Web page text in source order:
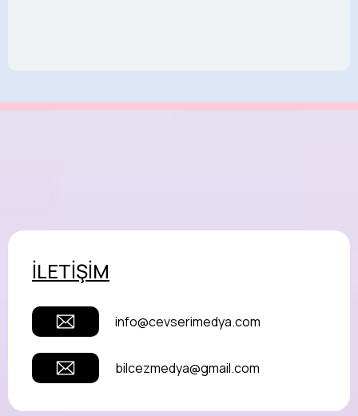
İLETİŞİM
info@cevserimedya.com
bilcezmedya@gmail.com